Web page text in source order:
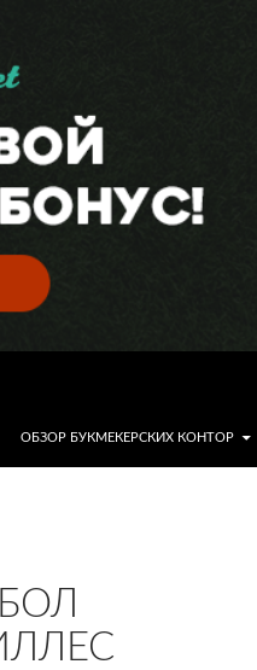
ОБЗОР БУКМЕКЕРСКИХ КОНТОР